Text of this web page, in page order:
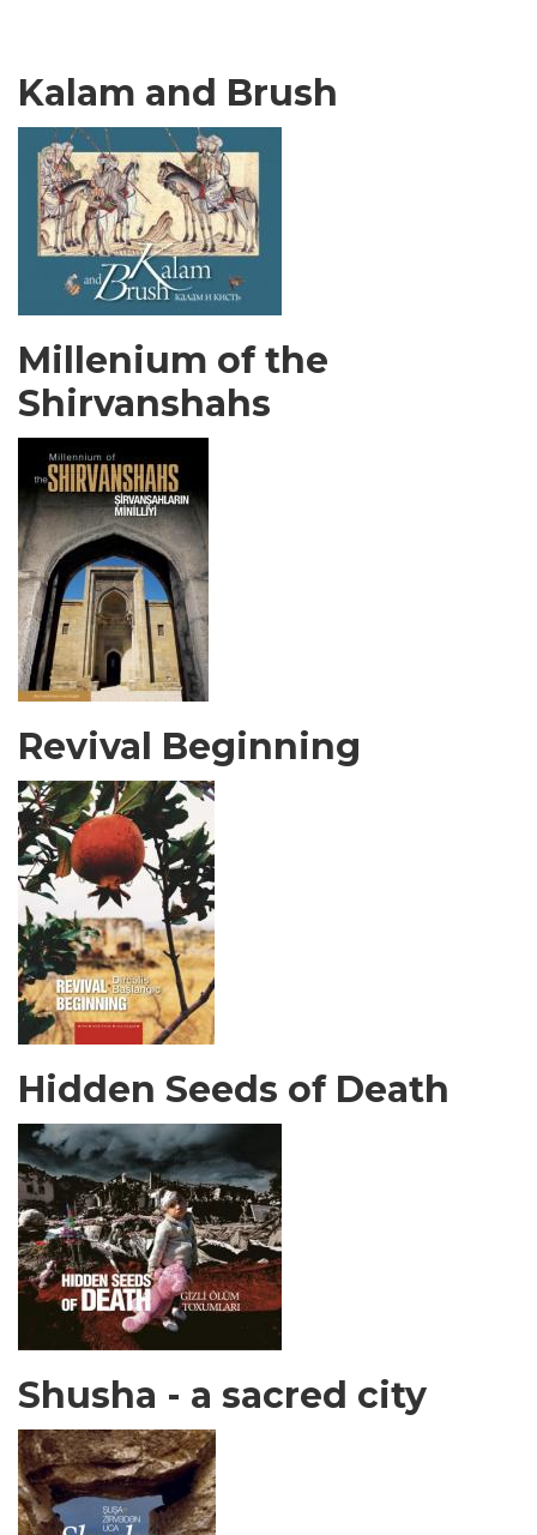
Kalam and Brush
Millenium of the
Shirvanshahs
Revival Beginning
Hidden Seeds of Death
Shusha - a sacred city